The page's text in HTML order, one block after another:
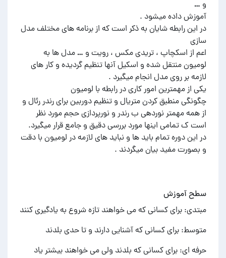
در این رابطه شایان به ذکر است که از برنامه های مختلف مدل
اعم از اسکچاپ ، تریدی مکس ، رویت و … مدل ها به
لومیون منتقل شده و اسکیل آنها تنظیم گردیده و کار های
چگونگی منطبق کردن متریال و تنظیم دوربین برای رندر رئال و
از همه مهمتر نوردهی ب رندر و نورپردازی حجم مورد نظر
در این دوره تمام باید ها و نباید های لازمه در لومیون با دقت
و بصورت مفید بیان میگردند .
سطح آموزش
مبتدی: برای کسانی که می خواهند تازه شروع به یادگیری کنند
متوسط: برای کسانی که آشنایی دارند و تا حدی بلدند
حرفه ای: برای کسانی که بلدند ولی می خواهند بیشتر یاد